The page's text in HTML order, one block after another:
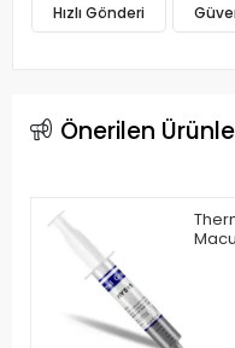
Hızlı Gönderi
Önerilen